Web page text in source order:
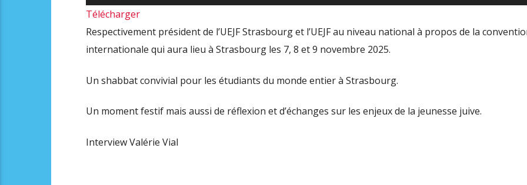
audio
les
Télécharger
Respectivement président de l’UEJF Strasbourg et l’UEJF au niveau national à propos de la
internationale qui aura lieu à Strasbourg les 7, 8 et 9 novembre 2025.
Un shabbat convivial pour les étudiants du monde entier à Strasbourg.
Un moment festif mais aussi de réflexion et d’échanges sur les enjeux de la jeunesse juive.
Interview Valérie Vial